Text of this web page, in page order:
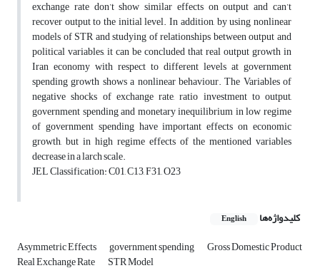
exchange rate don’t show similar effects on output and can’t
recover output to the initial level. In addition, by using nonlinear
models of STR and studying of relationships between output and
political variables, it can be concluded that real output growth in
Iran economy with respect to different levels at government
spending growth shows a nonlinear behaviour. The Variables of
negative shocks of exchange rate, ratio investment to output,
government spending and monetary inequilibrium in low regime
of government spending have important effects on economic
growth, but in high regime effects of the mentioned variables
decrease in a larch scale.
JEL Classification: C01, C13, F31, O23
کلیدواژه‌ها English
Asymmetric Effects government spending Gross Domestic Product
Real Exchange Rate STR Model